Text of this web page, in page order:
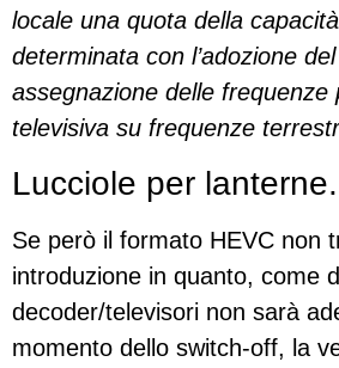
locale una quota della
determinata con l’adozione
assegnazione delle frequenze
televisiva su frequenze
Lucciole per
Se però il formato HEVC non
introduzione in quanto, come
decoder/televisori non sarà
momento dello switch-off, la